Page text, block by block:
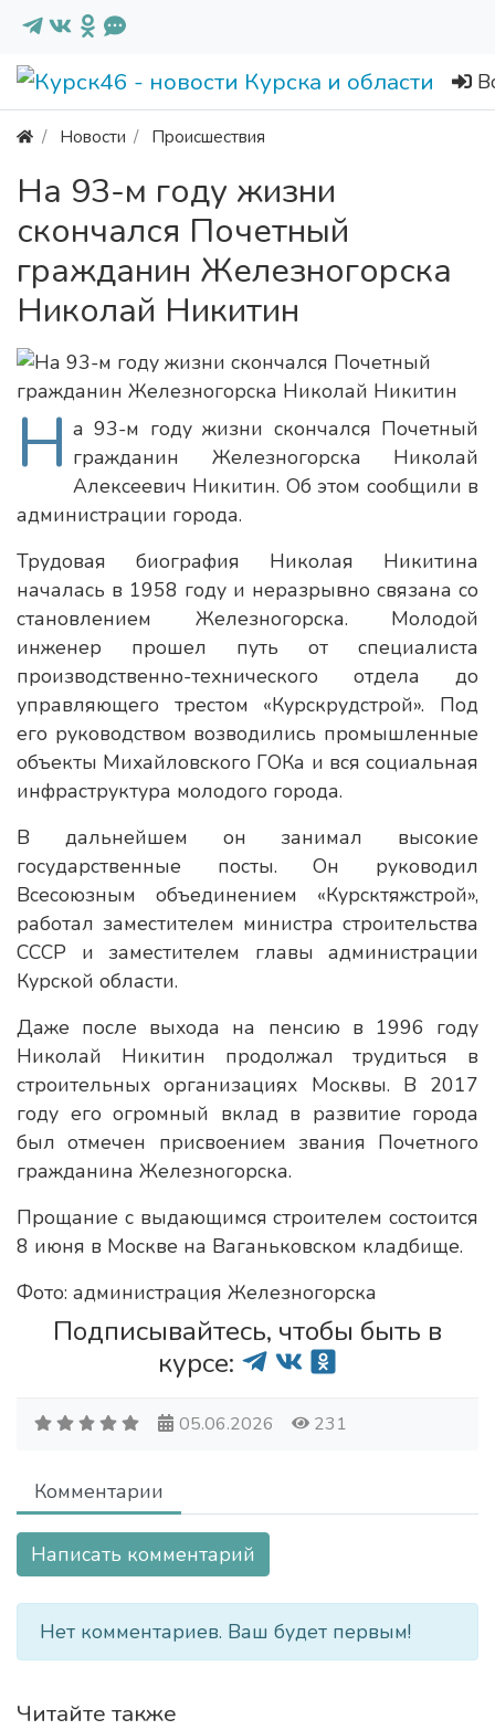
Новости Происшествия
На 93-м году жизни
скончался Почетный
гражданин Железногорска
Николай Никитин
Н а 93-м году жизни скончался Почетный
гражданин Железногорска Николай
Алексеевич Никитин. Об этом сообщили в
администрации города.
Трудовая биография Николая Никитина
началась в 1958 году и неразрывно связана со
становлением Железногорска. Молодой
инженер прошел путь от специалиста
производственно-технического отдела до
управляющего трестом «Курскрудстрой». Под
его руководством возводились промышленные
объекты Михайловского ГОКа и вся социальная
инфраструктура молодого города.
В дальнейшем он занимал высокие
государственные посты. Он руководил
Всесоюзным объединением «Курсктяжстрой»,
работал заместителем министра строительства
СССР и заместителем главы администрации
Курской области.
Даже после выхода на пенсию в 1996 году
Николай Никитин продолжал трудиться в
строительных организациях Москвы. В 2017
году его огромный вклад в развитие города
был отмечен присвоением звания Почетного
гражданина Железногорска.
Прощание с выдающимся строителем состоится
8 июня в Москве на Ваганьковском кладбище.
Фото: администрация Железногорска
Подписывайтесь, чтобы быть в
курсе:
05.06.2026 231
Комментарии
Написать комментарий
Нет комментариев. Ваш будет первым!
Читайте также